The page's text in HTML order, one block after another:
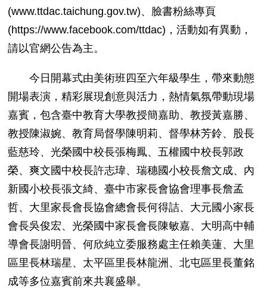
(www.ttdac.taichung.gov.tw)、臉書粉絲專頁
(https://www.facebook.com/ttdac) ，活動如有異動，
請以官網公告為主。
今日開幕式由美術班四至六年級學生，帶來動態
開場表演，精彩展現創意與活力，熱情氣氛帶動現場
嘉賓，包含臺中教育大學教授簡嘉助、教授黃嘉勝、
教授陳淑婉、教育局督學陳明莉、督學林芳鈴、股長
藍慈玲、光榮國中校長張梅鳳、五權國中校長郭政
榮、爽文國中校長許志瑋、瑞穗國小校長詹文成、內
新國小校長張文綺、臺中市家長會協會理事長詹孟
哲、大里家長會長協會總會長何得詰、大元國小家長
會長吳俊宏、光榮國中家長會長陳敏嘉、大明高中輔
導會長謝明晉、何欣純立委服務處主任賴美蓮、大里
區里長林瑞星、太平區里長林龍洲、北屯區里長董銘
成等多位嘉賓前來共襄盛舉。